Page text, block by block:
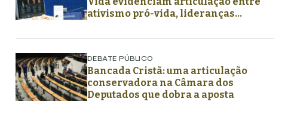
ativismo pró-vida, lideranças
política
DEBATE PÚBLICO
Bancada Cristã: uma articulação
conservadora na Câmara dos
Deputados que dobra a aposta